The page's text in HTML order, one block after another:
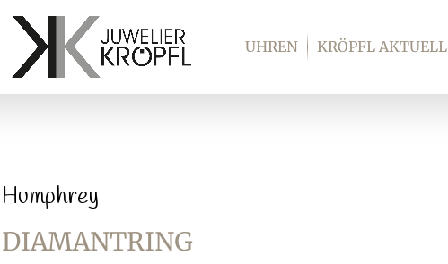
UHREN KRÖPFL AKTUELL
Humphrey
DIAMANTRING